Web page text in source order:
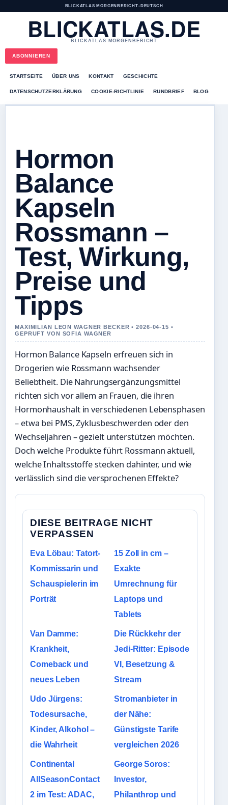
BLICKATLAS MORGENBERICHT• DEUTSCH
BLICKATLAS.DE
BLICKATLAS MORGENBERICHT
ABONNIEREN
STARTSEITE ÜBER UNS KONTAKT GESCHICHTE
DATENSCHUTZERKLÄRUNG COOKIE-RICHTLINIE RUNDBRIEF BLOG
Hormon
Balance
Kapseln
Rossmann –
Test, Wirkung,
Preise und
Tipps
MAXIMILIAN LEON WAGNER BECKER • 2026-04-15 •
GEPRUFT VON SOFIA WAGNER
Hormon Balance Kapseln erfreuen sich in
Drogerien wie Rossmann wachsender
Beliebtheit. Die Nahrungsergänzungsmittel
richten sich vor allem an Frauen, die ihren
Hormonhaushalt in verschiedenen Lebensphasen
– etwa bei PMS, Zyklusbeschwerden oder den
Wechseljahren – gezielt unterstützen möchten.
Doch welche Produkte führt Rossmann aktuell,
welche Inhaltsstoffe stecken dahinter, und wie
verlässlich sind die versprochenen Effekte?
DIESE BEITRAGE NICHT
VERPASSEN
Eva Löbau: Tatort-
Kommissarin und
Schauspielerin im
Porträt
15 Zoll in cm –
Exakte
Umrechnung für
Laptops und
Tablets
Van Damme:
Krankheit,
Comeback und
neues Leben
Die Rückkehr der
Jedi-Ritter: Episode
VI, Besetzung &
Stream
Udo Jürgens:
Todesursache,
Kinder, Alkohol –
die Wahrheit
Stromanbieter in
der Nähe:
Günstigste Tarife
vergleichen 2026
Continental
AllSeasonContact
2 im Test: ADAC,
George Soros:
Investor,
Philanthrop und